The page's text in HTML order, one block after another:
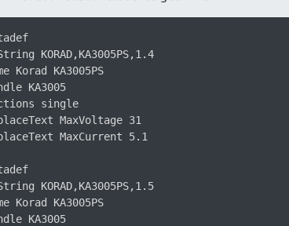
KORAD,KA3005PS,1.4
Korad KA3005PS
KA3005
single
MaxVoltage 31
MaxCurrent 5.1
KORAD,KA3005PS,1.5
Korad KA3005PS
KA3005